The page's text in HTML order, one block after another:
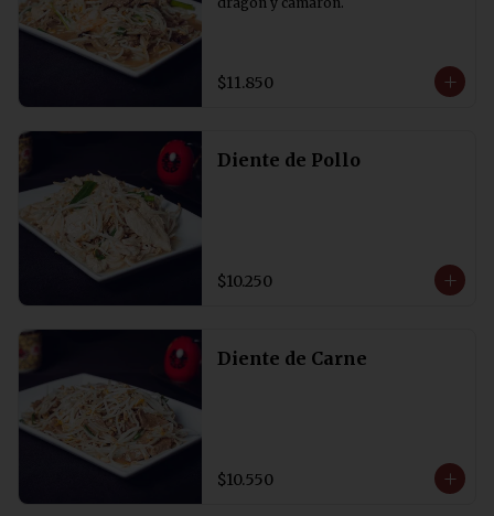
$11.850
Diente de Pollo
$10.250
Diente de Carne
$10.550